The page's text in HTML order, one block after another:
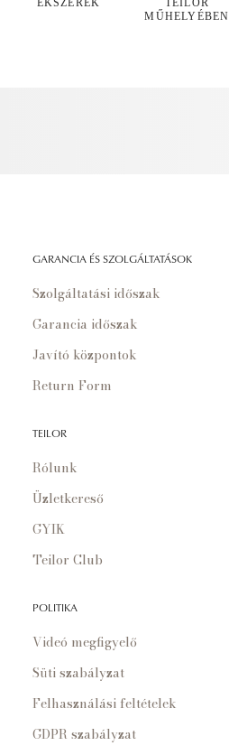
ÉKSZEREK
TEILOR
MŰHELYÉBEN
GARANCIA ÉS SZOLGÁLTATÁSOK
Szolgáltatási időszak
Garancia időszak
Javító központok
Return Form
TEILOR
Rólunk
Üzletkereső
GYIK
Teilor Club
POLITIKA
Videó megfigyelő
Süti szabályzat
Felhasználási feltételek
GDPR szabályzat